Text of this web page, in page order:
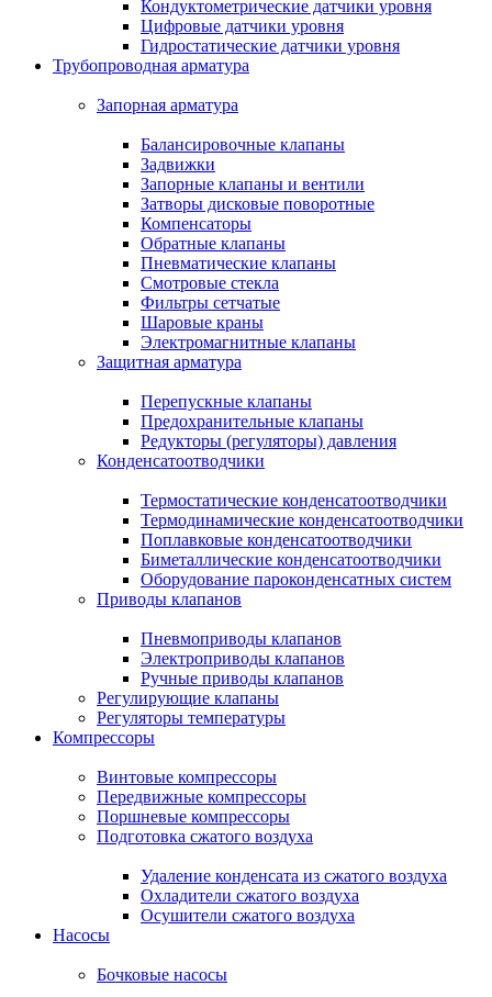
Кондуктометрические датчики уровня
Цифровые датчики уровня
Гидростатические датчики уровня
Трубопроводная арматура
Запорная арматура
Балансировочные клапаны
Задвижки
Запорные клапаны и вентили
Затворы дисковые поворотные
Компенсаторы
Обратные клапаны
Пневматические клапаны
Смотровые стекла
Фильтры сетчатые
Шаровые краны
Электромагнитные клапаны
Защитная арматура
Перепускные клапаны
Предохранительные клапаны
Редукторы (регуляторы) давления
Конденсатоотводчики
Термостатические конденсатоотводчики
Термодинамические конденсатоотводчики
Поплавковые конденсатоотводчики
Биметаллические конденсатоотводчики
Оборудование пароконденсатных систем
Приводы клапанов
Пневмоприводы клапанов
Электроприводы клапанов
Ручные приводы клапанов
Регулирующие клапаны
Регуляторы температуры
Компрессоры
Винтовые компрессоры
Передвижные компрессоры
Поршневые компрессоры
Подготовка сжатого воздуха
Удаление конденсата из сжатого воздуха
Охладители сжатого воздуха
Осушители сжатого воздуха
Насосы
Бочковые насосы